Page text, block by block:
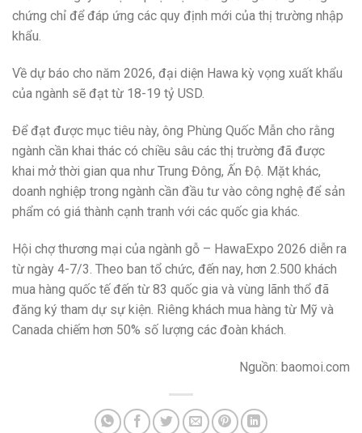
chứng chỉ để đáp ứng các quy định mới của thị trường nhập
khẩu.
Về dự báo cho năm 2026, đại diện Hawa kỳ vọng xuất khẩu
của ngành sẽ đạt từ 18-19 tỷ USD.
Để đạt được mục tiêu này, ông Phùng Quốc Mẫn cho rằng
ngành cần khai thác có chiều sâu các thị trường đã được
khai mở thời gian qua như Trung Đông, Ấn Độ. Mặt khác,
doanh nghiệp trong ngành cần đầu tư vào công nghệ để sản
phẩm có giá thành cạnh tranh với các quốc gia khác.
Hội chợ thương mại của ngành gỗ – HawaExpo 2026 diễn ra
từ ngày 4-7/3. Theo ban tổ chức, đến nay, hơn 2.500 khách
mua hàng quốc tế đến từ 83 quốc gia và vùng lãnh thổ đã
đăng ký tham dự sự kiện. Riêng khách mua hàng từ Mỹ và
Canada chiếm hơn 50% số lượng các đoàn khách.
Nguồn: baomoi.com